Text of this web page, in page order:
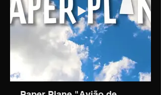
Produzi, escrevi e dirigi o filme de
10:26 minutos com quatro atores, 17
figurantes e 25 membros de equipe,
com limite de uma semana para
escrever o roteiro e uma semana de
pré-produção, dois dias de
filmagem, 8 horas por dia.